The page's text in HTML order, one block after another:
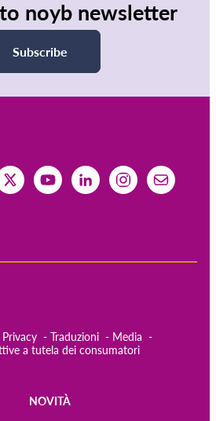
noyb newsletter
Subscribe
Privacy Traduzioni
Media
a tutela dei consumatori
NOVITÀ